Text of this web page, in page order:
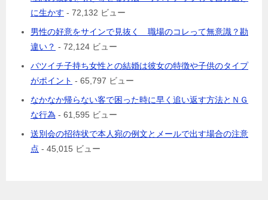
に生かす - 72,132 ビュー
男性の好意をサインで見抜く 職場のコレって無意識？勘
違い？ - 72,124 ビュー
バツイチ子持ち女性との結婚は彼女の特徴や子供のタイプ
がポイント - 65,797 ビュー
なかなか帰らない客で困った時に早く追い返す方法とＮＧ
な行為 - 61,595 ビュー
送別会の招待状で本人宛の例文とメールで出す場合の注意
点 - 45,015 ビュー